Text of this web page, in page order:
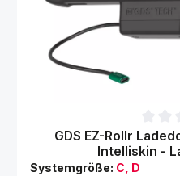
Durchschnittliche
GDS EZ-Rollr
Intelliskin -
Systemgröße: C, D